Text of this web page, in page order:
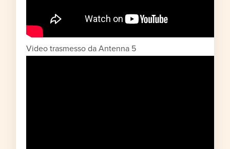
Video trasmesso da Antenna 5